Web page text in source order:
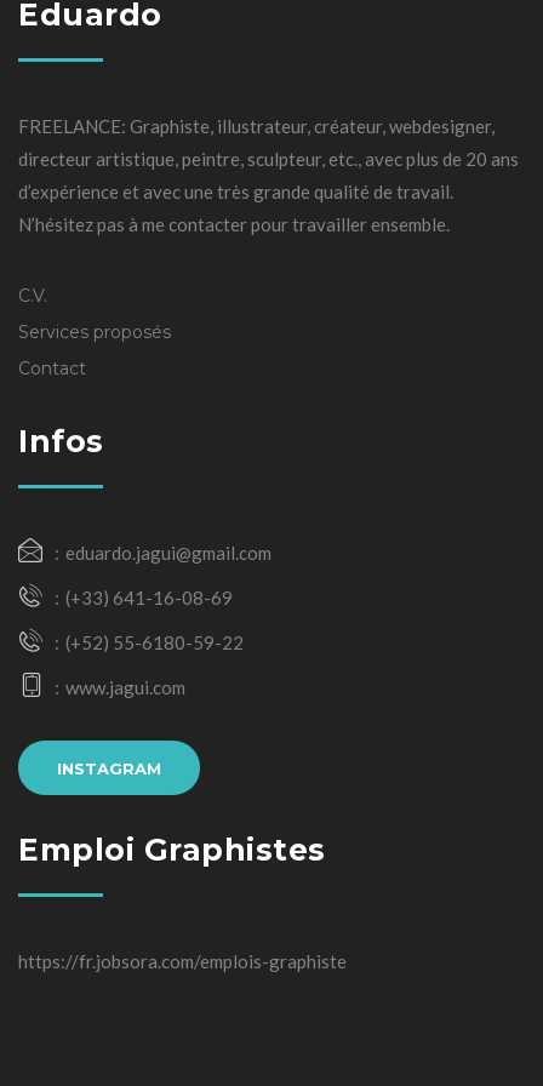
Eduardo
FREELANCE: Graphiste, illustrateur, créateur, webdesigner,
directeur artistique, peintre, sculpteur, etc., avec plus de 20 ans
d’expérience et avec une très grande qualité de travail.
N’hésitez pas à me contacter pour travailler ensemble.
C.V.
Services proposés
Contact
Infos
eduardo.jagui@gmail.com
(+33) 641-16-08-69
(+52) 55-6180-59-22
www.jagui.com
INSTAGRAM
Emploi Graphistes
https://fr.jobsora.com/emplois-graphiste